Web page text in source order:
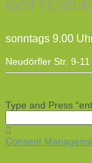
sonntags 9.00
Neudörfler Str. 9-
Type and Press
Consent